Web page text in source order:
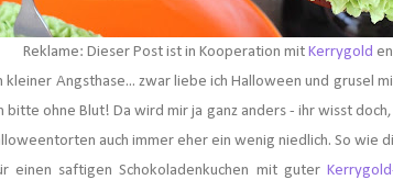
Reklame: Dieser Post ist in Kooperation mit Kerrygold
kleiner Angsthase... zwar liebe ich Halloween und grusel
bitte ohne Blut! Da wird mir ja ganz anders - ihr wisst
auch immer eher ein wenig niedlich. So wie
einen saftigen Schokoladenkuchen mit guter